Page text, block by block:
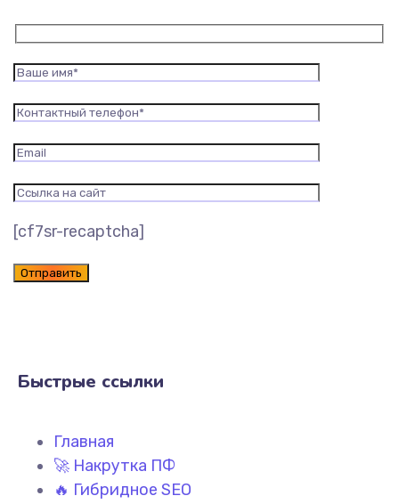
[cf7sr-recaptcha]
Быстрые ссылки
Главная
🚀 Накрутка ПФ
🔥 Гибридное SEO